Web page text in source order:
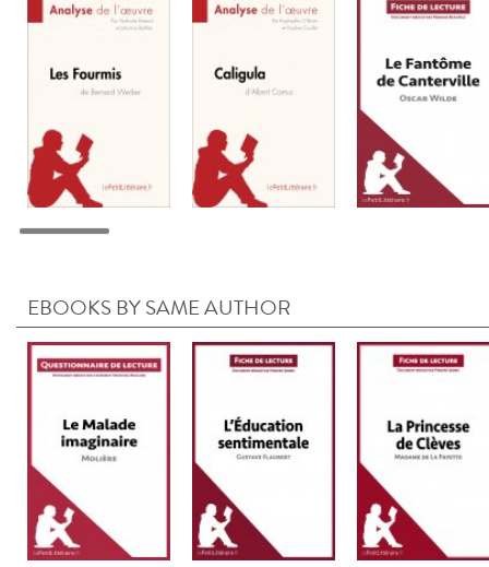
EBOOKS BY SAME AUTHOR